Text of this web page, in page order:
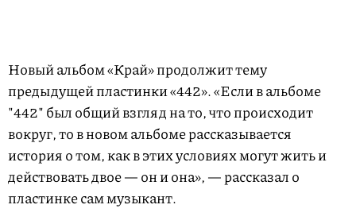
Новый альбом «Край» продолжит тему
предыдущей пластинки «442». «Если в альбоме
"442" был общий взгляд на то, что происходит
вокруг, то в новом альбоме рассказывается
история о том, как в этих условиях могут жить и
действовать двое — он и она», — рассказал о
пластинке сам музыкант.